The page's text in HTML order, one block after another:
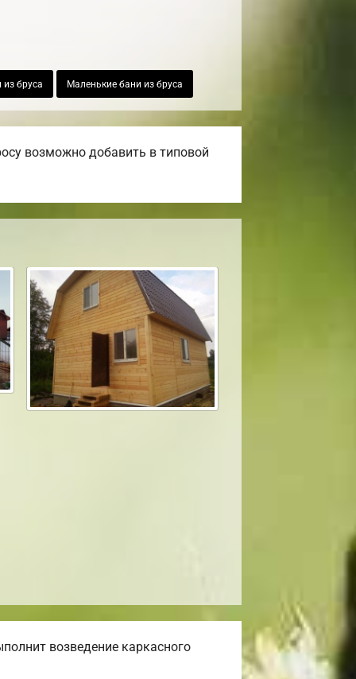
бруса Маленькие бани из бруса
возможно добавить в типовой
возведение каркасного